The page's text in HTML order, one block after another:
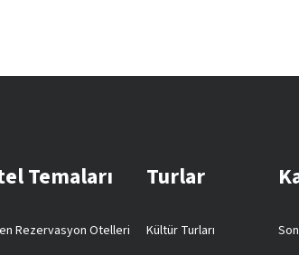
Temaları
Rezervasyon Otelleri
Turlar
Kültür Turları